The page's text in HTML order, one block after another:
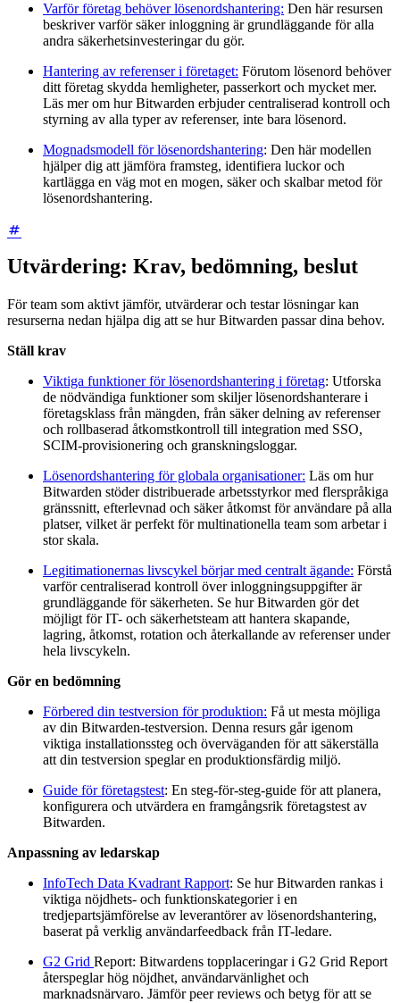
Varför företag behöver lösenordshantering: Den här resursen
beskriver varför säker inloggning är grundläggande för alla
andra säkerhetsinvesteringar du gör.
Hantering av referenser i företaget: Förutom lösenord behöver
ditt företag skydda hemligheter, passerkort och mycket mer.
Läs mer om hur Bitwarden erbjuder centraliserad kontroll och
styrning av alla typer av referenser, inte bara lösenord.
Mognadsmodell för lösenordshantering: Den här modellen
hjälper dig att jämföra framsteg, identifiera luckor och
kartlägga en väg mot en mogen, säker och skalbar metod för
lösenordshantering.
Utvärdering: Krav, bedömning, beslut
För team som aktivt jämför, utvärderar och testar lösningar kan
resurserna nedan hjälpa dig att se hur Bitwarden passar dina behov.
Ställ krav
Viktiga funktioner för lösenordshantering i företag: Utforska
de nödvändiga funktioner som skiljer lösenordshanterare i
företagsklass från mängden, från säker delning av referenser
och rollbaserad åtkomstkontroll till integration med SSO,
SCIM-provisionering och granskningsloggar.
Lösenordshantering för globala organisationer: Läs om hur
Bitwarden stöder distribuerade arbetsstyrkor med flerspråkiga
gränssnitt, efterlevnad och säker åtkomst för användare på alla
platser, vilket är perfekt för multinationella team som arbetar i
stor skala.
Legitimationernas livscykel börjar med centralt ägande: Förstå
varför centraliserad kontroll över inloggningsuppgifter är
grundläggande för säkerheten. Se hur Bitwarden gör det
möjligt för IT- och säkerhetsteam att hantera skapande,
lagring, åtkomst, rotation och återkallande av referenser under
hela livscykeln.
Gör en bedömning
Förbered din testversion för produktion: Få ut mesta möjliga
av din Bitwarden-testversion. Denna resurs går igenom
viktiga installationssteg och överväganden för att säkerställa
att din testversion speglar en produktionsfärdig miljö.
Guide för företagstest: En steg-för-steg-guide för att planera,
konfigurera och utvärdera en framgångsrik företagstest av
Bitwarden.
Anpassning av ledarskap
InfoTech Data Kvadrant Rapport: Se hur Bitwarden rankas i
viktiga nöjdhets- och funktionskategorier i en
tredjepartsjämförelse av leverantörer av lösenordshantering,
baserat på verklig användarfeedback från IT-ledare.
G2 Grid Report: Bitwardens topplaceringar i G2 Grid Report
återspeglar hög nöjdhet, användarvänlighet och
marknadsnärvaro. Jämför peer reviews och betyg för att se